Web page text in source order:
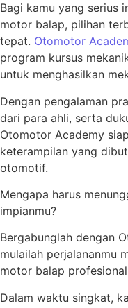
Bagi kamu yang serius
motor balap, pilihan
tepat. Otomotor
program kursus
untuk menghasilkan
Dengan pengalaman
dari para ahli, serta
Otomotor Academy
keterampilan yang
otomotif.
Mengapa harus
impianmu?
Bergabunglah dengan
mulailah perjalananmu
motor balap
Dalam waktu singkat,